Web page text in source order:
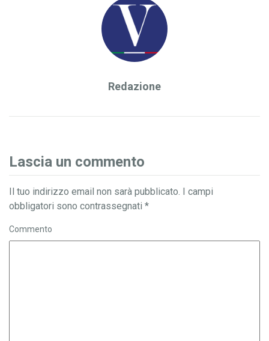
Redazione
Lascia un commento
Il tuo indirizzo email non sarà pubblicato. I campi
obbligatori sono contrassegnati *
Commento